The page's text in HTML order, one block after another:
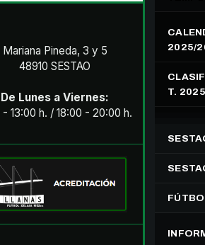
2025/
T.
Mariana Pineda, 3 y 5
48910 SESTAO
De Lunes a Viernes:
- 13:00 h. / 18:00 - 20:00 h.